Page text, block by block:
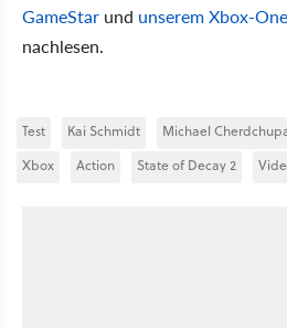
GameStar und unserem Xbox-
nachlesen.
Test Kai Schmidt Michael
Xbox
Action State of Decay 2